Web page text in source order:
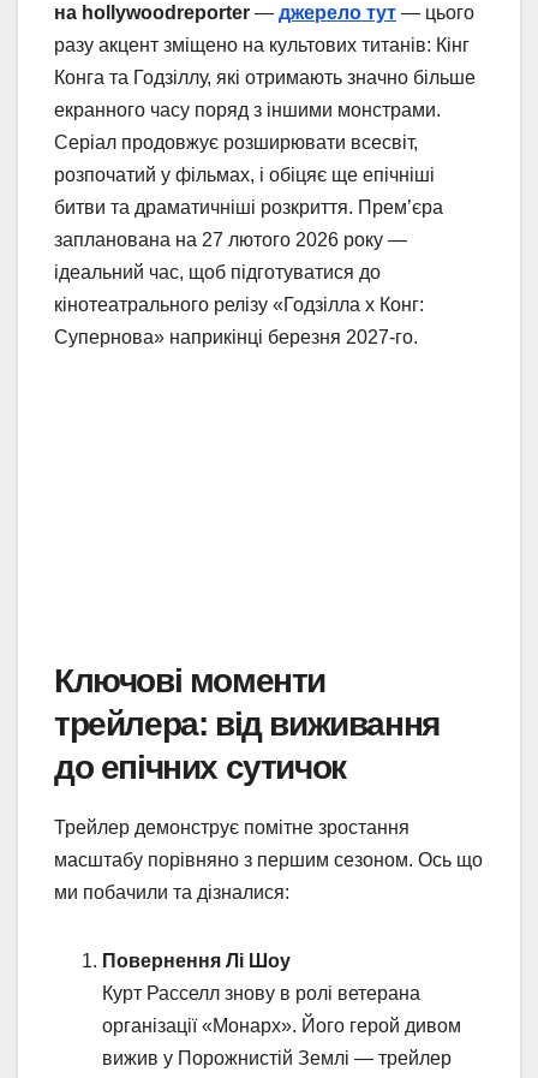
на hollywoodreporter — джерело тут — цього
разу акцент зміщено на культових титанів: Кінг
Конга та Годзіллу, які отримають значно більше
екранного часу поряд з іншими монстрами.
Серіал продовжує розширювати всесвіт,
розпочатий у фільмах, і обіцяє ще епічніші
битви та драматичніші розкриття. Прем’єра
запланована на 27 лютого 2026 року —
ідеальний час, щоб підготуватися до
кінотеатрального релізу «Годзілла x Конг:
Супернова» наприкінці березня 2027-го.
Ключові моменти
трейлера: від виживання
до епічних сутичок
Трейлер демонструє помітне зростання
масштабу порівняно з першим сезоном. Ось що
ми побачили та дізналися:
Повернення Лі Шоу
Курт Расселл знову в ролі ветерана
організації «Монарх». Його герой дивом
вижив у Порожнистій Землі — трейлер